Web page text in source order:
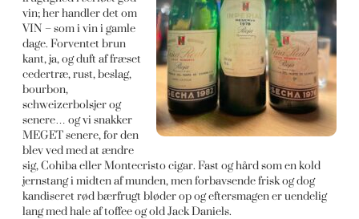
vin; her handler det om
VIN – som i vin i gamle
dage. Forventet brun
kant, ja, og duft af fræset
cedertræ, rust, beslag,
bourbon,
schweizerbolsjer og
senere… og vi snakker
MEGET senere, for den
blev ved med at ændre
sig, Cohiba eller Montecristo cigar. Fast og hård som en kold
jernstang i midten af munden, men forbavsende frisk og dog
kandiseret rød bærfrugt bløder op og eftersmagen er uendelig
lang med hale af toffee og old Jack Daniels.